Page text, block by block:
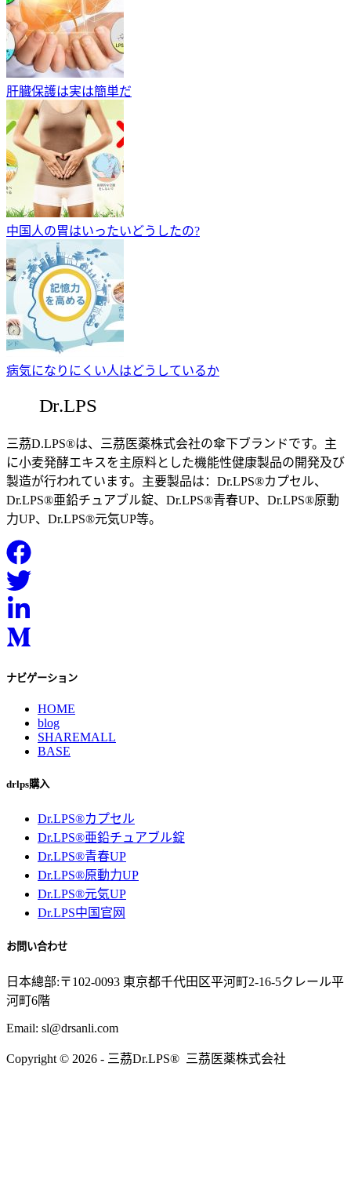
肝臓保護は実は簡単だ
中国人の胃はいったいどうしたの?
病気になりにくい人はどうしているか
三茘D.LPS®は、三茘医薬株式会社の傘下ブランドです。主
に小麦発酵エキスを主原料とした機能性健康製品の開発及び
製造が行われています。主要製品は：Dr.LPS®カプセル、
Dr.LPS®亜鉛チュアブル錠、Dr.LPS®青春UP、Dr.LPS®原動
力UP、Dr.LPS®元気UP等。
ナビゲーション
HOME
blog
SHAREMALL
BASE
drlps購入
Dr.LPS®カプセル
Dr.LPS®亜鉛チュアブル錠
Dr.LPS®青春UP
Dr.LPS®原動力UP
Dr.LPS®元気UP
Dr.LPS中国官网
お問い合わせ
日本總部:〒102-0093 東京都千代田区平河町2-16-5クレール平
河町6階
Email: sl@drsanli.com
Copyright © 2026 - 三茘Dr.LPS® 三茘医薬株式会社